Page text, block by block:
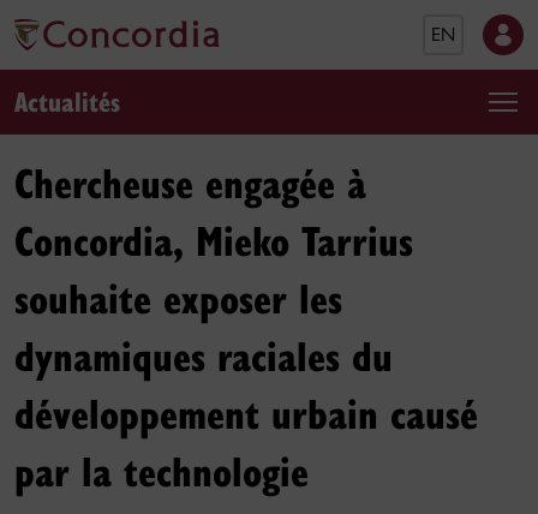
EN
Actualités
Chercheuse engagée à
Concordia, Mieko Tarrius
souhaite exposer les
dynamiques raciales du
développement urbain causé
par la technologie